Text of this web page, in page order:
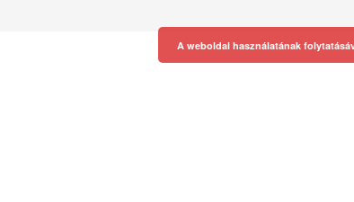
A weboldal használatának